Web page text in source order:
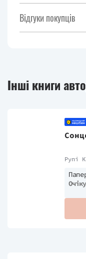
Відгуки покупців
Інші книги
Рупі